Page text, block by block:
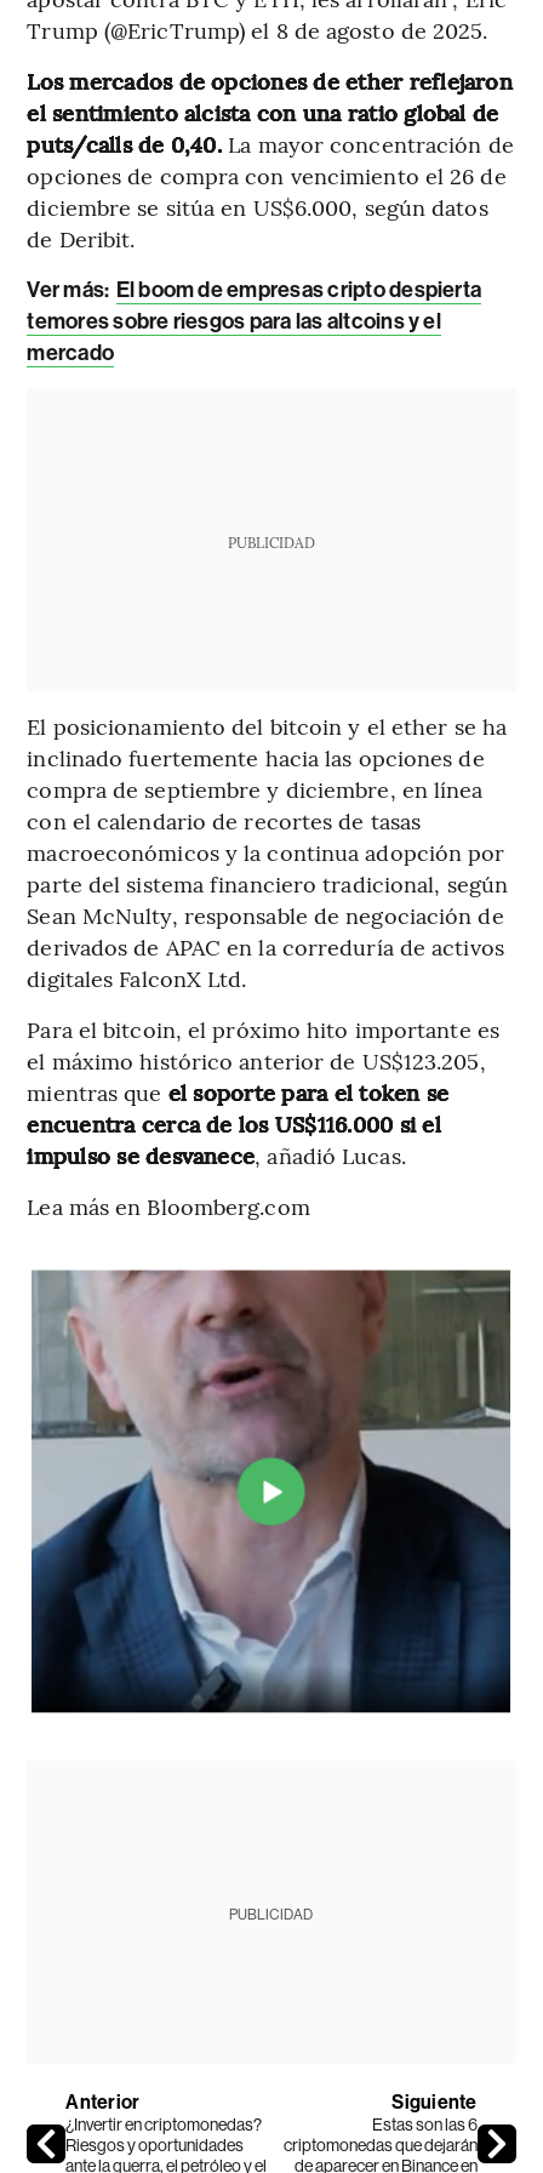
Trump (@EricTrump) el 8 de agosto de 2025.
Los mercados de opciones de ether reflejaron
el sentimiento alcista con una ratio global de
puts/calls de 0,40. La mayor concentración de
opciones de compra con vencimiento el 26 de
diciembre se sitúa en US$6.000, según datos
de Deribit.
Ver más: El boom de empresas cripto despierta
temores sobre riesgos para las altcoins y el
mercado
PUBLICIDAD
El posicionamiento del bitcoin y el ether se ha
inclinado fuertemente hacia las opciones de
compra de septiembre y diciembre, en línea
con el calendario de recortes de tasas
macroeconómicos y la continua adopción por
parte del sistema financiero tradicional, según
Sean McNulty, responsable de negociación de
derivados de APAC en la correduría de activos
digitales FalconX Ltd.
Para el bitcoin, el próximo hito importante es
el máximo histórico anterior de US$123.205,
mientras que el soporte para el token se
encuentra cerca de los US$116.000 si el
impulso se desvanece, añadió Lucas.
Lea más en Bloomberg.com
PUBLICIDAD
Anterior
¿Invertir en criptomonedas?
Riesgos y oportunidades
ante la guerra, el petróleo y el
Siguiente
Estas son las 6
criptomonedas que dejarán
de aparecer en Binance en